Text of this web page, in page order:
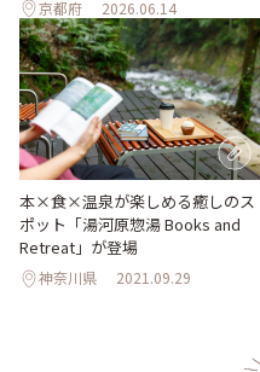
京都府 2026.06.14
本×食×温泉が楽しめる癒しのス
ポット「湯河原惣湯 Books and
Retreat」が登場
神奈川県 2021.09.29